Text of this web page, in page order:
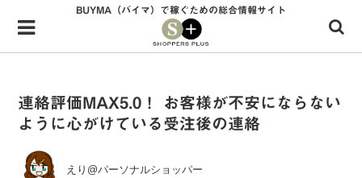
Menu
HOME
34歳独身OLバイマ実践記
無在庫で自由気ままに稼ぐ！バイマ実践記
BUYMA（バイマ）で稼ぐための総合情報サイト
連絡評価MAX5.0！ お客様が不安にならない
ように心がけている受注後の連絡
えり@パーソナルショッパー